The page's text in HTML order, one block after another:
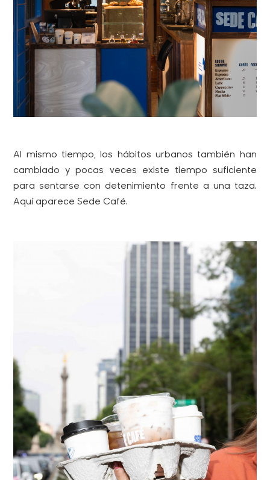
Al mismo tiempo, los hábitos urbanos también han
cambiado y pocas veces existe tiempo suficiente
para sentarse con detenimiento frente a una taza.
Aquí aparece Sede Café.